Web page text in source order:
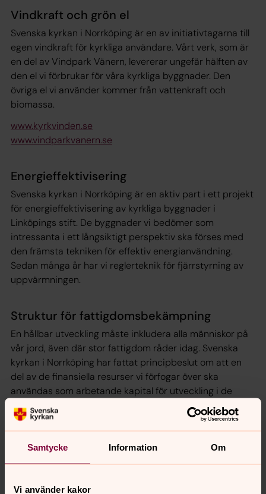
Samtycke Information Om
Vi använder kakor
Vindkraft och grön el
Svenska kyrkan i Norrköping är en av initiativtagarna till
egen vindkraft för kyrkliga användare. Vårt verk, som är
en del av Vindpark Vänern, levererar ungefär hälften av
den el vi förbrukar för våra kyrkliga byggnader. Den
övriga el vi använder kommer från vattenkraft och
biomassa.
www.kyrkvinden.se
www.vindparkvanern.se
Energieffektivisering
Svenska kyrkan i Norrköping är en aktiv part i ett projekt
för energieffektivisering av kyrkliga byggnader i
Linköpings stift. De byggnader vi bedömer som
intressanta i ett långsiktigt perspektiv ska förses med
den främsta tekniken för effektiv energianvändning.
Sedan många år har vi reglerteknik för fjärrstyrning av
uppvärmningen.
Struktur för fattigdomsbekämpning
En hållbar utveckling måste inkludera alla människor på
vår jord, även där stor fattigdom råder idag. Svenska
kyrkan i Norrköping har fattat principbeslut om att en
del av de finansiella resurser vi förfogar över ska
användas som arbetande kapital för utveckling i de
fattigaste delarna av världen. Vi är också engagerade i
byggnation av bostäder till låg kostnad och banbrytande
finansieringslösningar till dessa. Vårt engagemang syftar
till att skapa lösningar fria från biståndsberoende.
Fairtrade